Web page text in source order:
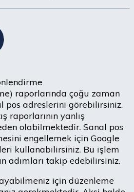
raporlarında çoğu zaman
pos adreslerini görebilirsiniz.
raporlarının yanlış
olabilmektedir. Sanal pos
engellemek için Google
kullanabilirsiniz. Bu işlem
adımları takip edebilirsiniz.
için düzenleme